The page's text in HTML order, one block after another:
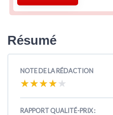
Résumé
NOTE DE LA RÉDACTION
★★★★★
★★★★★
RAPPORT QUALITÉ-PRIX :